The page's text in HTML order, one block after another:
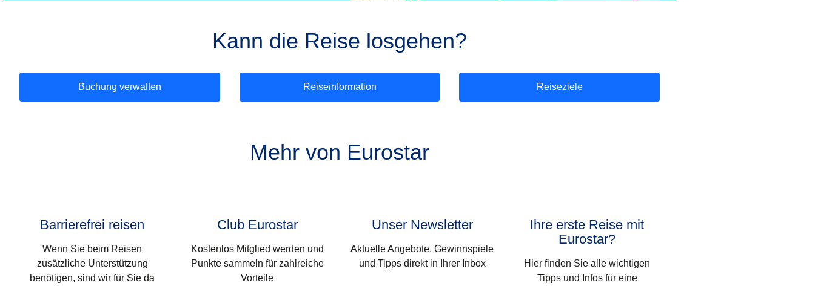
Kann die Reise losgehen?
Buchung verwalten Reiseinformation Reiseziele
Mehr von Eurostar
Barrierefrei reisen
Wenn Sie beim Reisen
zusätzliche Unterstützung
benötigen, sind wir für Sie da
Club Eurostar
Kostenlos Mitglied werden und
Punkte sammeln für zahlreiche
Vorteile
Unser Newsletter
Aktuelle Angebote, Gewinnspiele
und Tipps direkt in Ihrer Inbox
Ihre erste Reise mit
Eurostar?
Hier finden Sie alle wichtigen
Tipps und Infos für eine